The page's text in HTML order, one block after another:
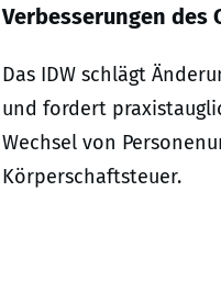
Verbesserungen des
Das IDW schlägt
und fordert
Wechsel von
Körperschaftsteuer.